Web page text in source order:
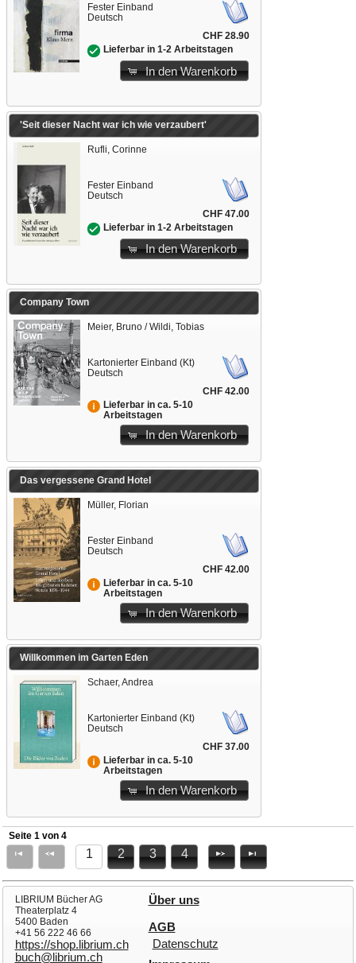
Fester Einband
Deutsch
CHF 28.90
Lieferbar in 1-2 Arbeitstagen
In den Warenkorb
'Seit dieser Nacht war ich wie verzaubert'
Rufli, Corinne
Fester Einband
Deutsch
CHF 47.00
Lieferbar in 1-2 Arbeitstagen
In den Warenkorb
Company Town
Meier, Bruno / Wildi, Tobias
Kartonierter Einband (Kt)
Deutsch
CHF 42.00
Lieferbar in ca. 5-10
Arbeitstagen
In den Warenkorb
Das vergessene Grand Hotel
Müller, Florian
Fester Einband
Deutsch
CHF 42.00
Lieferbar in ca. 5-10
Arbeitstagen
In den Warenkorb
Willkommen im Garten Eden
Schaer, Andrea
Kartonierter Einband (Kt)
Deutsch
CHF 37.00
Lieferbar in ca. 5-10
Arbeitstagen
In den Warenkorb
Seite 1 von 4
1 2 3 4
LIBRIUM Bücher AG
Theaterplatz 4
5400 Baden
+41 56 222 46 66
https://shop.librium.ch
buch@librium.ch
Über uns
AGB
Datenschutz